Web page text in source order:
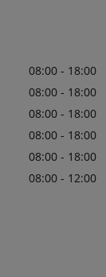
08:00 - 18:00
08:00 - 18:00
08:00 - 18:00
08:00 - 18:00
08:00 - 18:00
08:00 - 12:00